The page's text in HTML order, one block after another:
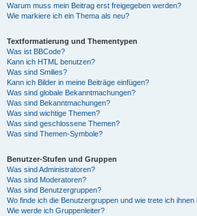
Warum muss mein Beitrag erst freigegeben werden?
Wie markiere ich ein Thema als neu?
Textformatierung und Thementypen
Was ist BBCode?
Kann ich HTML benutzen?
Was sind Smilies?
Kann ich Bilder in meine Beiträge einfügen?
Was sind globale Bekanntmachungen?
Was sind Bekanntmachungen?
Was sind wichtige Themen?
Was sind geschlossene Themen?
Was sind Themen-Symbole?
Benutzer-Stufen und Gruppen
Was sind Administratoren?
Was sind Moderatoren?
Was sind Benutzergruppen?
Wo finde ich die Benutzergruppen und wie trete ich ihnen
Wie werde ich Gruppenleiter?